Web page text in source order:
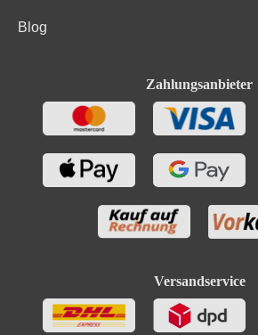
Blog
Zahlungsanbieter
Versandservice